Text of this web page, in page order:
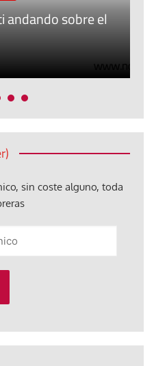
andando sobre el
sin coste alguno, toda